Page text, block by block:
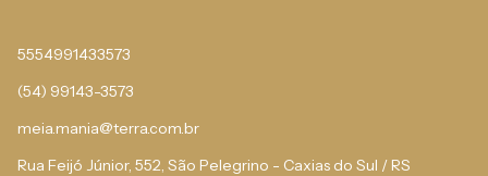
5554991433573
(54) 99143-3573
meia.mania@terra.com.br
Rua Feijó Júnior, 552, São Pelegrino - Caxias do Sul / RS